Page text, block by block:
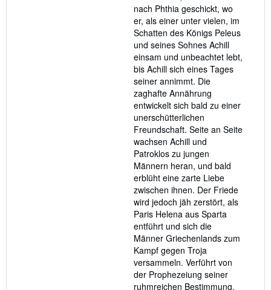
nach Phthia geschickt, wo
er, als einer unter vielen, im
Schatten des Königs Peleus
und seines Sohnes Achill
einsam und unbeachtet lebt,
bis Achill sich eines Tages
seiner annimmt. Die
zaghafte Annährung
entwickelt sich bald zu einer
unerschütterlichen
Freundschaft. Seite an Seite
wachsen Achill und
Patroklos zu jungen
Männern heran, und bald
erblüht eine zarte Liebe
zwischen ihnen. Der Friede
wird jedoch jäh zerstört, als
Paris Helena aus Sparta
entführt und sich die
Männer Griechenlands zum
Kampf gegen Troja
versammeln. Verführt von
der Prophezeiung seiner
ruhmreichen Bestimmung,